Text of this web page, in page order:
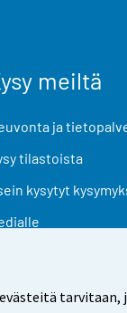
meiltä
ja
tilastoista
kysytyt